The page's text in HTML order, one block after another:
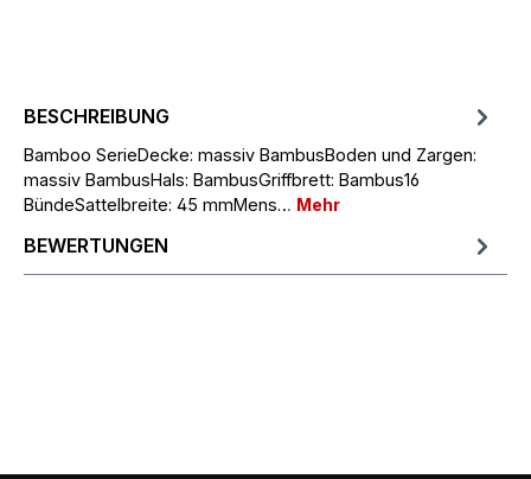
BESCHREIBUNG
Bamboo SerieDecke: massiv BambusBoden und Zargen:
massiv BambusHals: BambusGriffbrett: Bambus16
BündeSattelbreite: 45 mmMens… Mehr
BEWERTUNGEN